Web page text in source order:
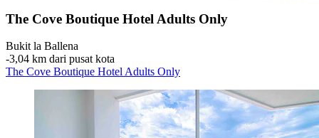
The Cove Boutique Hotel Adults Only
Bukit la Ballena
‐3,04 km dari pusat kota
The Cove Boutique Hotel Adults Only